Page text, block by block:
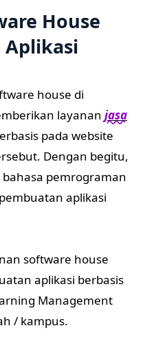
House
Aplikasi
house di
layanan jasa
pada website
Dengan begitu,
pemrograman
aplikasi
software house
aplikasi berbasis
Management
/ kampus.